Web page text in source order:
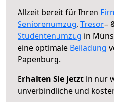
Allzeit bereit für Ihren
Seniorenumzug, Tresor–
Studentenumzug in
eine optimale Beiladung
Papenburg.
Erhalten Sie jetzt in nur
unverbindliche und